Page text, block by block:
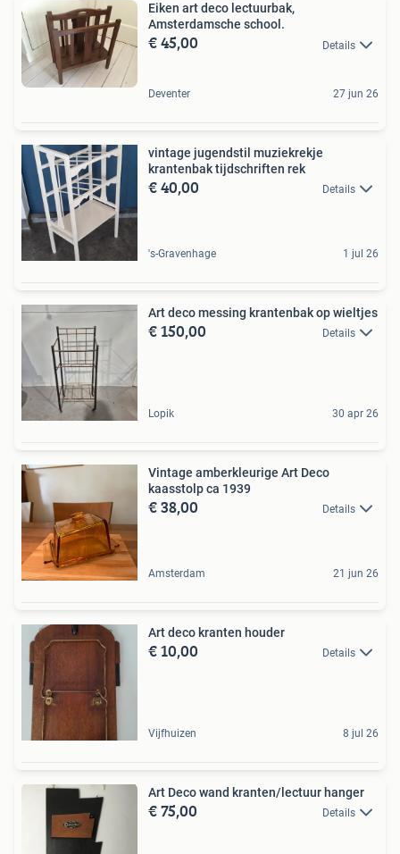
Eiken art deco lectuurbak,
Amsterdamsche school.
€ 45,00 Details
Deventer 27 jun 26
vintage jugendstil muziekrekje
krantenbak tijdschriften rek
€ 40,00 Details
's-Gravenhage 1 jul 26
Art deco messing krantenbak op wieltjes
€ 150,00 Details
Lopik 30 apr 26
Vintage amberkleurige Art Deco
kaasstolp ca 1939
€ 38,00 Details
Amsterdam 21 jun 26
Art deco kranten houder
€ 10,00 Details
Vijfhuizen 8 jul 26
Art Deco wand kranten/lectuur hanger
€ 75,00 Details